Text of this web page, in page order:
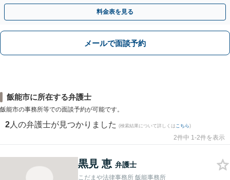
題、債権回収、コンプラ、会社設立・事業再編等幅広く対応
料金表を見る
メールで面談予約
飯能市に所在する弁護士
飯能市の事務所等での面談予約が可能です。
2 人の弁護士が見つかりました (検索結果について詳しくは こちら)
2件中 1-2件を表示
黒見 恵 弁護士
こだまや法律事務所 飯能事務所